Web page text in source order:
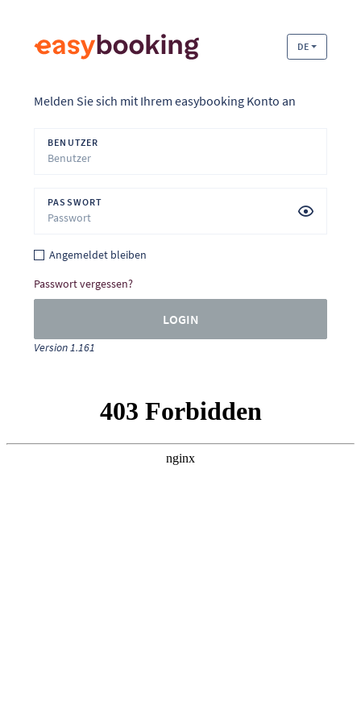
DE
Melden Sie sich mit Ihrem easybooking Konto an
BENUTZER
PASSWORT
Angemeldet bleiben
Passwort vergessen?
LOGIN
Version 1.161